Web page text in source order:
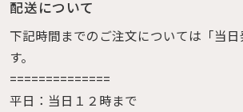
配送について
下記時間までのご注文については「当
す。
==============
平日：当日１２時まで